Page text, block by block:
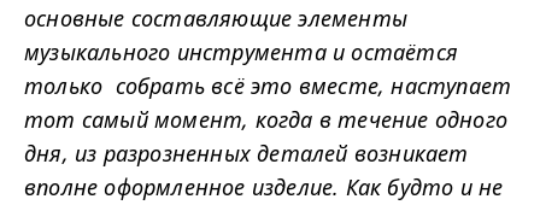
основные составляющие элементы
музыкального инструмента и остаётся
только собрать всё это вместе, наступает
тот самый момент, когда в течение одного
дня, из разрозненных деталей возникает
вполне оформленное изделие. Как будто и не